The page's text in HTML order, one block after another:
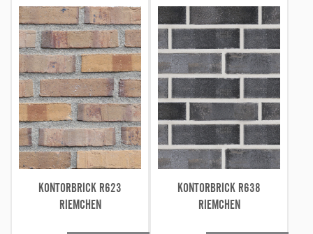
KONTORBRICK R623
RIEMCHEN
KONTORBRICK R638
RIEMCHEN